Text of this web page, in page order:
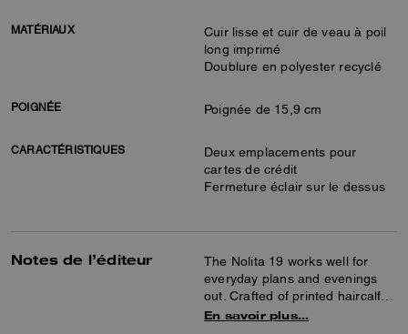
MATÉRIAUX
Cuir lisse et cuir de veau à poil
long imprimé
Doublure en polyester recyclé
POIGNÉE Poignée de 15,9 cm
CARACTÉRISTIQUES
Deux emplacements pour
cartes de crédit
Fermeture éclair sur le dessus
Notes de l’éditeur
The Nolita 19 works well for
everyday plans and evenings
out. Crafted of printed haircalf
and smooth leather, this mini
En savoir plus…